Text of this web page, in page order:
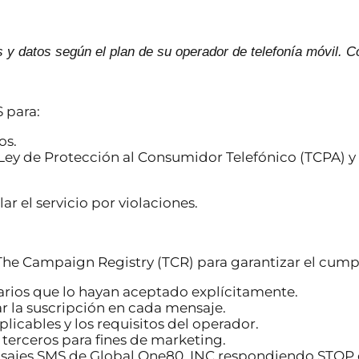
datos según el plan de su operador de telefonía móvil.
para:
de Protección al Consumidor Telefónico (TCPA) y
el servicio por violaciones.
Campaign Registry (TCR) para garantizar el
que lo hayan aceptado explícitamente.
la suscripción en cada mensaje.
y los requisitos del operador.
para fines de marketing.
SMS de Global One80, INC respondiendo